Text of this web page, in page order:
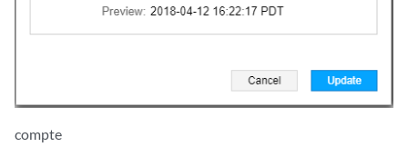
compte